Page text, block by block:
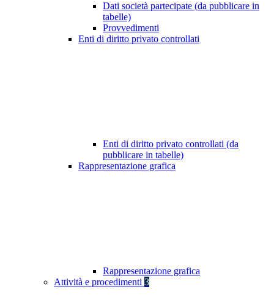
Dati società partecipate (da pubblicare in
tabelle)
Provvedimenti
Enti di diritto privato controllati
Enti di diritto privato controllati (da
pubblicare in tabelle)
Rappresentazione grafica
Rappresentazione grafica
Attività e procedimenti 3